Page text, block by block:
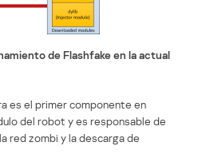
de Flashfake en la actual
es el primer componente en
del robot y es responsable de
red zombi y la descarga de